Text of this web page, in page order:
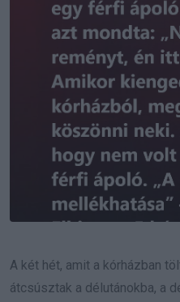
A két hét, amit a kórházban
átcsúsztak a délutánokba, a